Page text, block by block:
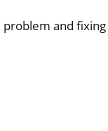
and